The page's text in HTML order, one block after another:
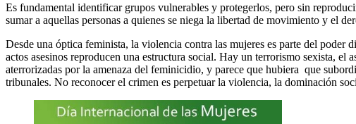
Es fundamental identificar grupos vulnerables y protegerlos, pero sin
sumar a aquellas personas a quienes se niega la libertad de movimiento y el
Desde una óptica feminista, la violencia contra las mujeres es parte del
actos asesinos reproducen una estructura social. Hay un terrorismo sexista,
aterrorizadas por la amenaza del feminicidio, y parece que hubiera que
tribunales. No reconocer el crimen es perpetuar la violencia, la dominación